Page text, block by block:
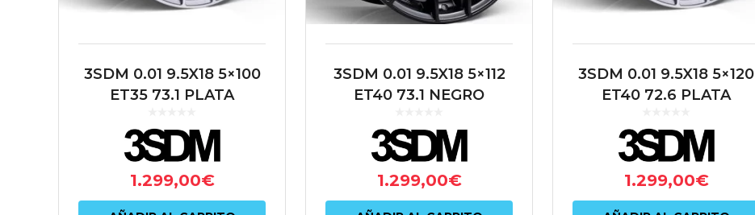
3SDM 0.01 9.5X18 5×100
ET35 73.1 PLATA
1.299,00€
3SDM 0.01 9.5X18 5×112
ET40 73.1 NEGRO
1.299,00€
3SDM 0.01 9.5X18 5×120
ET40 72.6 PLATA
1.299,00€